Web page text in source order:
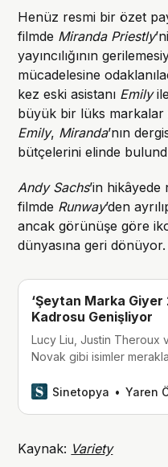
Henüz resmi bir özet
filmde Miranda Priestly
yayıncılığının
mücadelesine
kez eski asistanı Emily
büyük bir lüks
Emily, Miranda’nın
bütçelerini elinde
Andy Sachs’in hikâyede
filmde Runway’den
ancak görünüşe göre
dünyasına geri dönüyor.
‘Şeytan Marka Giyer
Kadrosu Genişliyor
Lucy Liu, Justin Theroux
Novak gibi isimler
Sinetopya
Yaren
Kaynak: Variety